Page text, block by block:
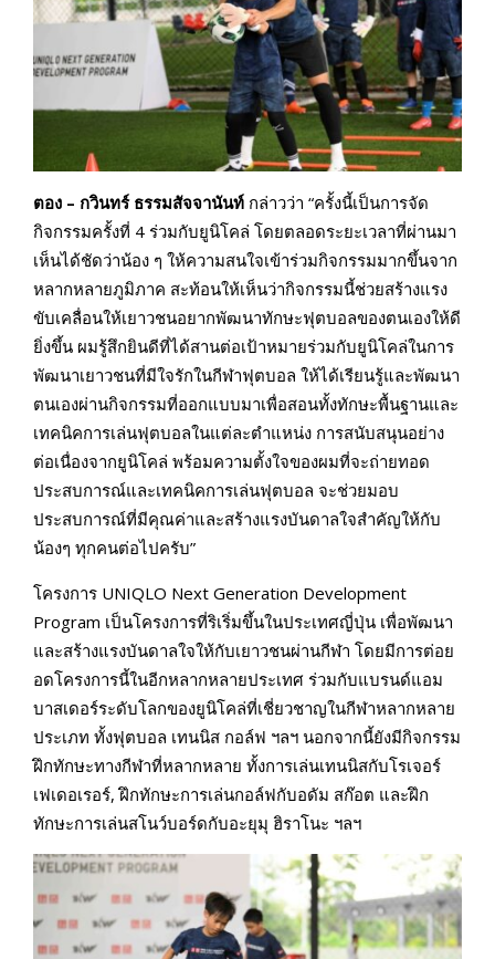
ตอง – กวินทร์ ธรรมสัจจานันท์ กล่าวว่า “ครั้งนี้เป็นการจัด
กิจกรรมครั้งที่ 4 ร่วมกับยูนิโคล่ โดยตลอดระยะเวลาที่ผ่านมา
เห็นได้ชัดว่าน้อง ๆ ให้ความสนใจเข้าร่วมกิจกรรมมากขึ้นจาก
หลากหลายภูมิภาค สะท้อนให้เห็นว่ากิจกรรมนี้ช่วยสร้างแรง
ขับเคลื่อนให้เยาวชนอยากพัฒนาทักษะฟุตบอลของตนเองให้ดี
ยิ่งขึ้น ผมรู้สึกยินดีที่ได้สานต่อเป้าหมายร่วมกับยูนิโคล่ในการ
พัฒนาเยาวชนที่มีใจรักในกีฬาฟุตบอล ให้ได้เรียนรู้และพัฒนา
ตนเองผ่านกิจกรรมที่ออกแบบมาเพื่อสอนทั้งทักษะพื้นฐานและ
เทคนิคการเล่นฟุตบอลในแต่ละตำแหน่ง การสนับสนุนอย่าง
ต่อเนื่องจากยูนิโคล่ พร้อมความตั้งใจของผมที่จะถ่ายทอด
ประสบการณ์และเทคนิคการเล่นฟุตบอล จะช่วยมอบ
ประสบการณ์ที่มีคุณค่าและสร้างแรงบันดาลใจสำคัญให้กับ
น้องๆ ทุกคนต่อไปครับ”
โครงการ UNIQLO Next Generation Development
Program เป็นโครงการที่ริเริ่มขึ้นในประเทศญี่ปุ่น เพื่อพัฒนา
และสร้างแรงบันดาลใจให้กับเยาวชนผ่านกีฬา โดยมีการต่อย
อดโครงการนี้ในอีกหลากหลายประเทศ ร่วมกับแบรนด์แอม
บาสเดอร์ระดับโลกของยูนิโคล่ที่เชี่ยวชาญในกีฬาหลากหลาย
ประเภท ทั้งฟุตบอล เทนนิส กอล์ฟ ฯลฯ นอกจากนี้ยังมีกิจกรรม
ฝึกทักษะทางกีฬาที่หลากหลาย ทั้งการเล่นเทนนิสกับโรเจอร์
เฟเดอเรอร์, ฝึกทักษะการเล่นกอล์ฟกับอดัม สก๊อต และฝึก
ทักษะการเล่นสโนว์บอร์ดกับอะยุมุ ฮิราโนะ ฯลฯ